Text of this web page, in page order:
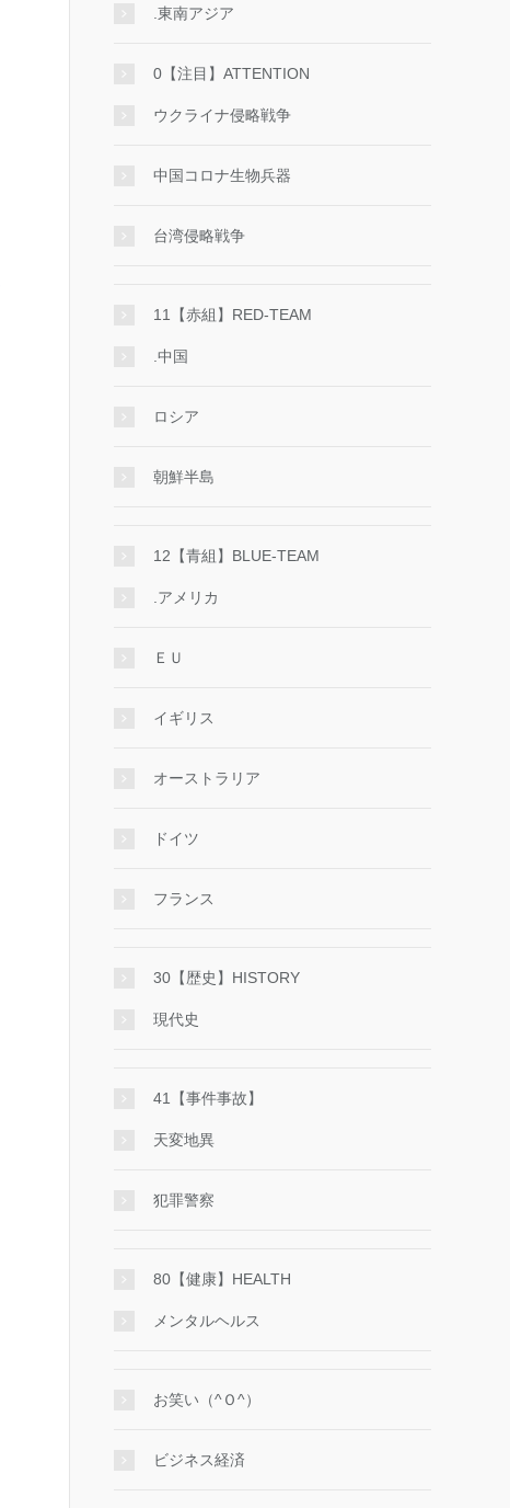
.東南アジア
0【注目】ATTENTION
ウクライナ侵略戦争
中国コロナ生物兵器
台湾侵略戦争
11【赤組】RED-TEAM
.中国
ロシア
朝鮮半島
12【青組】BLUE-TEAM
.アメリカ
ＥＵ
イギリス
オーストラリア
ドイツ
フランス
30【歴史】HISTORY
現代史
41【事件事故】
天変地異
犯罪警察
80【健康】HEALTH
メンタルヘルス
お笑い（^Ｏ^）
ビジネス経済